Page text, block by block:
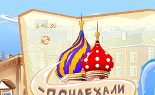
3:46:31